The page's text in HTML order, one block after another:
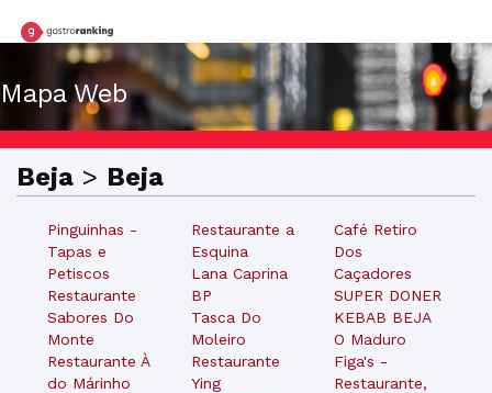
Mapa Web
Beja > Beja
Pinguinhas -
Tapas e
Petiscos
Restaurante
Sabores Do
Monte
Restaurante À
do Márinho
Restaurante a
Esquina
Lana Caprina
BP
Tasca Do
Moleiro
Restaurante
Ying
Café Retiro
Dos
Caçadores
SUPER DONER
KEBAB BEJA
O Maduro
Figa's -
Restaurante,